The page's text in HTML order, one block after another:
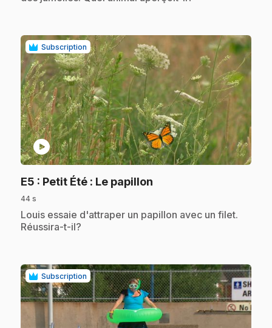
Subscription
play_circle
E5 : Petit Été : Le papillon
44 s
.Louis essaie d'attraper un papillon avec un filet.
Réussira-t-il?
Subscription